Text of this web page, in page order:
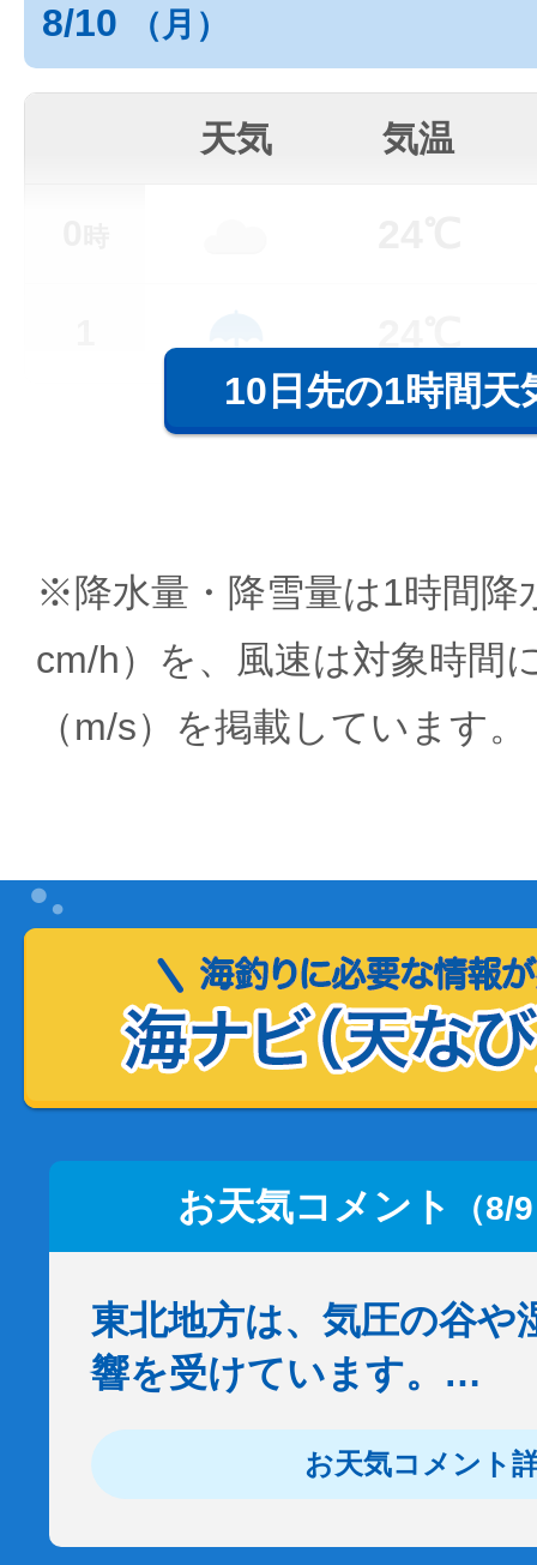
8/10 （月）
天気 気温
10日先の1時間天
※降水量・降雪量は1時間降
cm/h）を、風速は対象時間
（m/s）を掲載しています。
お天気コメント （8/
東北地方は、気圧の谷や
響を受けています。…
お天気コメント